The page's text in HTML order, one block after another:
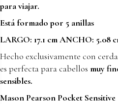
para viajar.
Está formado por 5 anillas
LARGO: 17.1 cm ANCHO: 5.08
Hecho exclusivamente con
es perfecta para cabellos muy
sensibles.
Mason Pearson Pocket Sensitive